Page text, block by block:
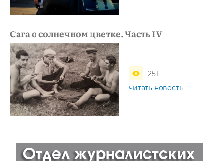
Сага о солнечном цветке. Часть IV
251
читать новость